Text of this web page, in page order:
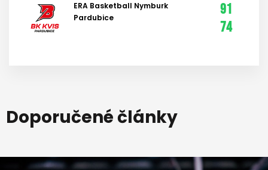
ERA Basketball Nymburk
Pardubice
91
74
Doporučené články